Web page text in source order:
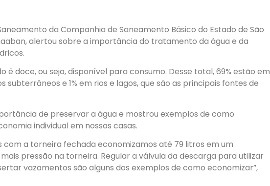
da Companhia de Saneamento Básico do Estado de São
alertou sobre a importância do tratamento da água e da
é doce, ou seja, disponível para consumo. Desse total, 69% estão em
subterrâneos e 1% em rios e lagos, que são as principais fontes de
de preservar a água e mostrou exemplos de como
individual em nossas casas.
com a torneira fechada economizamos até 79 litros em um
pressão na torneira. Regular a válvula da descarga para utilizar
vazamentos são alguns dos exemplos de como economizar”,